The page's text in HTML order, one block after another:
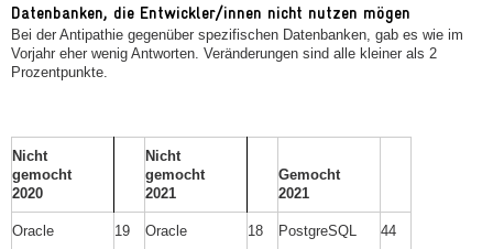
Datenbanken, die Entwickler/innen nicht nutzen mögen
Bei der Antipathie gegenüber spezifischen Datenbanken, gab es wie im
Vorjahr eher wenig Antworten. Veränderungen sind alle kleiner als 2
Prozentpunkte.
Nicht
gemocht
2020
Nicht
gemocht
2021
Gemocht
2021
Oracle 19 Oracle 18 PostgreSQL 44